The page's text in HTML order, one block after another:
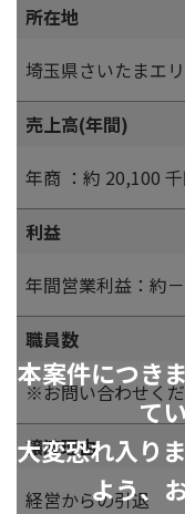
本案件につき
て
大変恐れ入り
よう、
所在地
埼玉県さいたまエ
売上高(年間)
年商 ：約 20,100
利益
年間営業利益：約
職員数
※お問い合わせく
譲渡理由
経営からの引退